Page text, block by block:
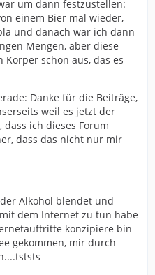
um dann festzustellen:
einem Bier mal wieder,
und danach war ich dann
Mengen, aber diese
schon aus, das es
Danke für die Beiträge,
weil es jetzt der
ich dieses Forum
dass das nicht nur mir
Alkohol blendet und
dem Internet zu tun habe
konzipiere bin
gekommen, mir durch